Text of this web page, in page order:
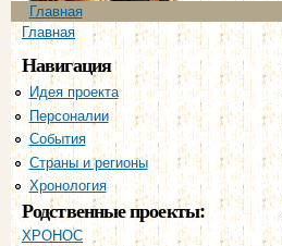
Главное меню
Главная
Вы здесь
Главная
Навигация
Идея проекта
Персоналии
События
Страны и регионы
Хронология
Родственные проекты:
ХРОНОС